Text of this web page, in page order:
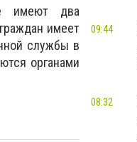
имеют два
имеет
службы в
органами
09:44
08:32